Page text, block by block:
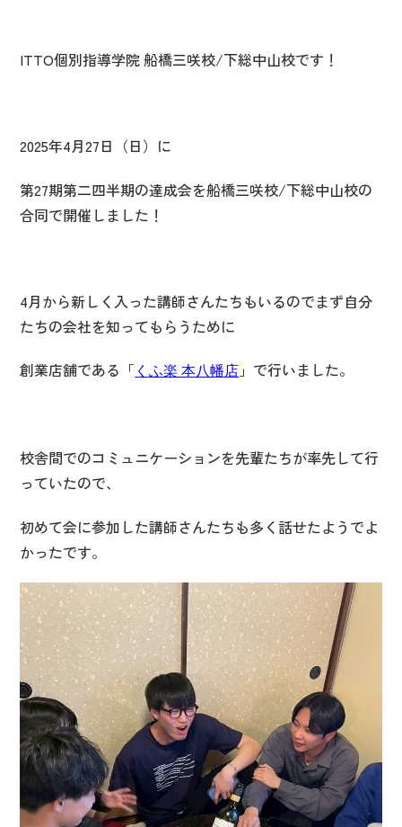
ITTO個別指導学院 船橋三咲校/下総中山校です！
2025年4月27日（日）に
第27期第二四半期の達成会を船橋三咲校/下総中山校の
合同で開催しました！
4月から新しく入った講師さんたちもいるのでまず自分
たちの会社を知ってもらうために
創業店舗である「 くふ楽 本八幡店 」で行いました。
校舎間でのコミュニケーションを先輩たちが率先して行
っていたので、
初めて会に参加した講師さんたちも多く話せたようでよ
かったです。